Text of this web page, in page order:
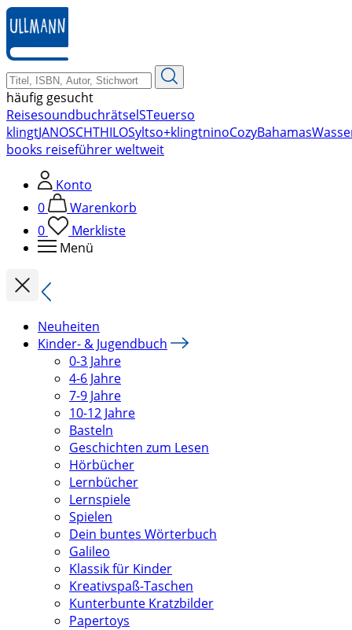
zum
Hauptinhalt
springen
häufig gesucht
ReisesoundbuchrätselSTeuerso
klingtJANOSCHTHILOSyltso+klingtninoCozyBahamas
books reiseführer weltweit
Konto
0
Warenkorb
0
Merkliste
Menü
Neuheiten
Kinder- & Jugendbuch
0-3 Jahre
4-6 Jahre
7-9 Jahre
10-12 Jahre
Basteln
Geschichten zum Lesen
Hörbücher
Lernbücher
Lernspiele
Spielen
Dein buntes Wörterbuch
Galileo
Klassik für Kinder
Kreativspaß-Taschen
Kunterbunte Kratzbilder
Papertoys